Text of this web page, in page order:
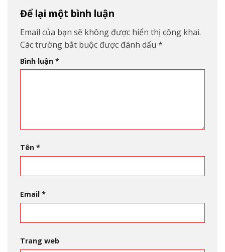
Để lại một bình luận
Email của bạn sẽ không được hiển thị công khai.
Các trường bắt buộc được đánh dấu *
Bình luận *
Tên *
Email *
Trang web